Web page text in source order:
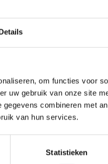
om functies voor
uw gebruik van onze site
combineren met
van hun services.
Statistieken